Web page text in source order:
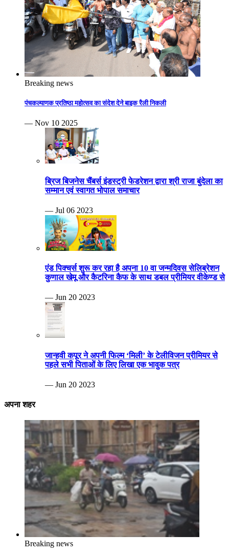
Breaking news
पंचकल्याणक प्रतिष्ठा महोत्सव का संदेश देने बाइक रैली निकली
— Nov 10 2025
ब्रिज बिजनेस चैंबर्स इंडस्ट्री फेडरेशन द्वारा श्री राजा बुंदेला का
सम्मान एवं स्वागत भोपाल समाचार
— Jul 06 2023
एंड पिक्चर्स शुरू कर रहा है अपना 10 वा जन्मदिवस सेलिब्रेशन
कुणाल खेमू और कैटरिना कैफ के साथ डबल प्रीमियर वीकेण्ड से
— Jun 20 2023
जान्हवी कपूर ने अपनी फिल्म ‘मिली’ के टेलीविजन प्रीमियर से
पहले सभी पिताओं के लिए लिखा एक भावुक पत्र
— Jun 20 2023
अपना शहर
Breaking news